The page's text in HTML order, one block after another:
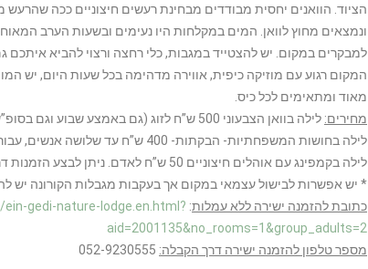
הציוד. הוואנים יחסית מבודדים מבחינת רעשים חיצוניים ככה
ונמצאים מחוץ לוואן. המים במקלחות היו נעימים ובשעות הערב
למבקרים במקום. יש להצטייד במגבות, כלי רחצה ורצוי להביא איתכם
המקום רגוע עם מוזיקה כיפית, אווירה מדהימה בכל שעות היום, יש המון
מאוד ומתאימים לכל כיס.
מחירים: לילה בוואן הצבעוני 500 ש”ח לזוג (גם באמצע שבוע וגם בסופ”ש) .
לילה בחושות המשפחתיות- הבקתות- 400 ש”ח עד שלושה אנשים, עבור כל אדם נוסף עוד 100 ש”ח.
לילה בקמפינג עם אוהלים חיצוניים 50 ש”ח לאדם. ניתן לבצע הזמנות דרך בוקינג או הזמנה טלפוני.
* יש אפשרות לבישול עצמאי במקום אך בעקבות מגבלות הקורונה יש
כתובת להזמנה ישירה ללא עמלות:
gedi-nature-lodge.en.html?
aid=2001135&no_rooms=1&group_adults=2
מספר טלפון להזמנה ישירה דרך הקבלה: